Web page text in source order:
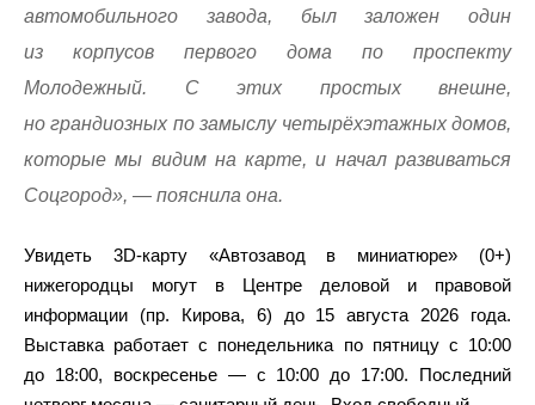
автомобильного завода, был заложен один
из корпусов первого дома по проспекту
Молодежный. С этих простых внешне,
но грандиозных по замыслу четырёхэтажных домов,
которые мы видим на карте, и начал развиваться
Соцгород», — пояснила она.
Увидеть 3D-карту «Автозавод в миниатюре» (0+)
нижегородцы могут в Центре деловой и правовой
информации (пр. Кирова, 6) до 15 августа 2026 года.
Выставка работает с понедельника по пятницу с 10:00
до 18:00, воскресенье — с 10:00 до 17:00. Последний